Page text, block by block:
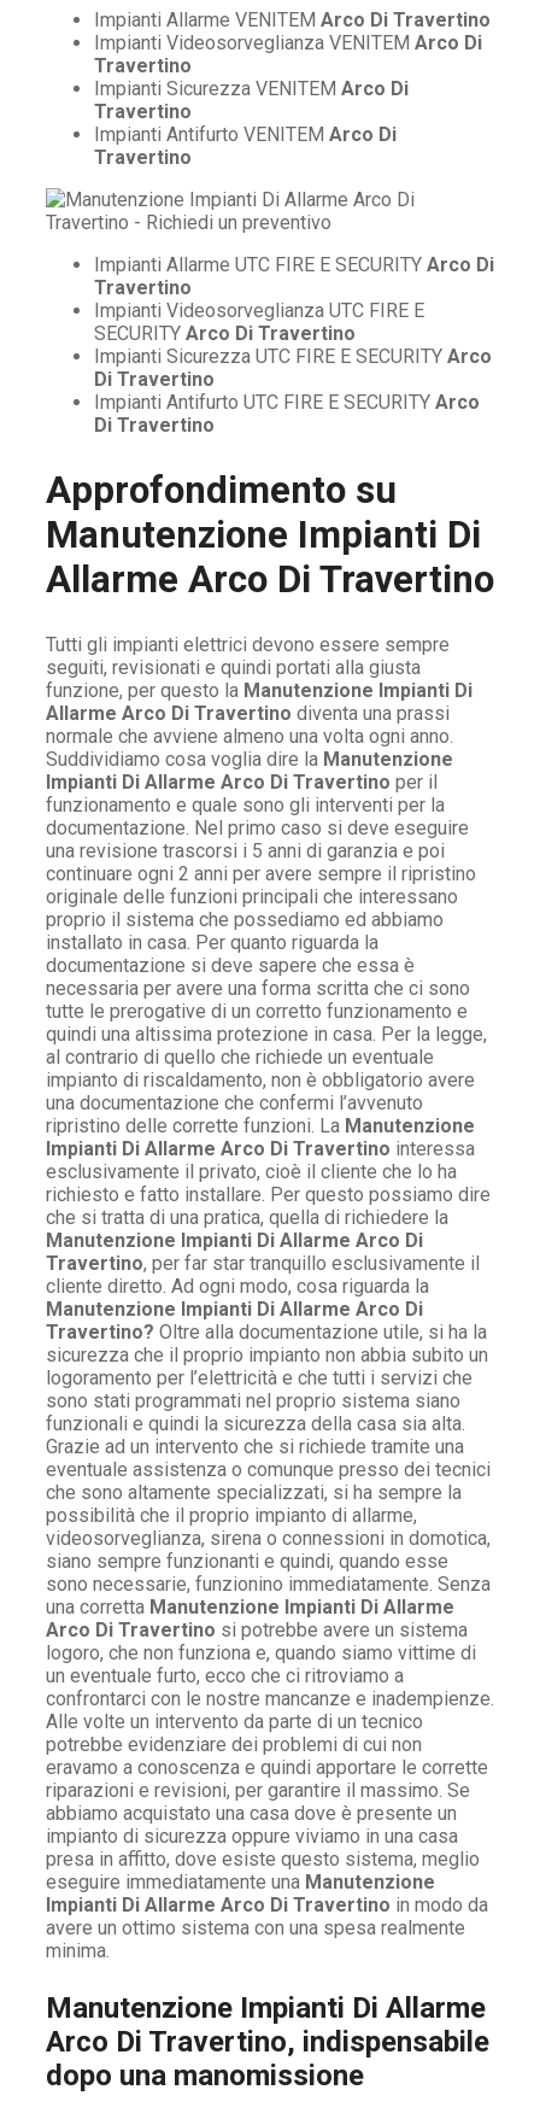
Impianti Allarme VENITEM Arco Di Travertino
Impianti Videosorveglianza VENITEM Arco Di
Travertino
Impianti Sicurezza VENITEM Arco Di
Travertino
Impianti Antifurto VENITEM Arco Di
Travertino
Impianti Allarme UTC FIRE E SECURITY Arco Di
Travertino
Impianti Videosorveglianza UTC FIRE E
SECURITY Arco Di Travertino
Impianti Sicurezza UTC FIRE E SECURITY Arco
Di Travertino
Impianti Antifurto UTC FIRE E SECURITY Arco
Di Travertino
Approfondimento su
Manutenzione Impianti Di
Allarme Arco Di Travertino
Tutti gli impianti elettrici devono essere sempre
seguiti, revisionati e quindi portati alla giusta
funzione, per questo la Manutenzione Impianti Di
Allarme Arco Di Travertino diventa una prassi
normale che avviene almeno una volta ogni anno.
Suddividiamo cosa voglia dire la Manutenzione
Impianti Di Allarme Arco Di Travertino per il
funzionamento e quale sono gli interventi per la
documentazione. Nel primo caso si deve eseguire
una revisione trascorsi i 5 anni di garanzia e poi
continuare ogni 2 anni per avere sempre il ripristino
originale delle funzioni principali che interessano
proprio il sistema che possediamo ed abbiamo
installato in casa. Per quanto riguarda la
documentazione si deve sapere che essa è
necessaria per avere una forma scritta che ci sono
tutte le prerogative di un corretto funzionamento e
quindi una altissima protezione in casa. Per la legge,
al contrario di quello che richiede un eventuale
impianto di riscaldamento, non è obbligatorio avere
una documentazione che confermi l’avvenuto
ripristino delle corrette funzioni. La Manutenzione
Impianti Di Allarme Arco Di Travertino interessa
esclusivamente il privato, cioè il cliente che lo ha
richiesto e fatto installare. Per questo possiamo dire
che si tratta di una pratica, quella di richiedere la
Manutenzione Impianti Di Allarme Arco Di
Travertino, per far star tranquillo esclusivamente il
cliente diretto. Ad ogni modo, cosa riguarda la
Manutenzione Impianti Di Allarme Arco Di
Travertino? Oltre alla documentazione utile, si ha la
sicurezza che il proprio impianto non abbia subito un
logoramento per l’elettricità e che tutti i servizi che
sono stati programmati nel proprio sistema siano
funzionali e quindi la sicurezza della casa sia alta.
Grazie ad un intervento che si richiede tramite una
eventuale assistenza o comunque presso dei tecnici
che sono altamente specializzati, si ha sempre la
possibilità che il proprio impianto di allarme,
videosorveglianza, sirena o connessioni in domotica,
siano sempre funzionanti e quindi, quando esse
sono necessarie, funzionino immediatamente. Senza
una corretta Manutenzione Impianti Di Allarme
Arco Di Travertino si potrebbe avere un sistema
logoro, che non funziona e, quando siamo vittime di
un eventuale furto, ecco che ci ritroviamo a
confrontarci con le nostre mancanze e inadempienze.
Alle volte un intervento da parte di un tecnico
potrebbe evidenziare dei problemi di cui non
eravamo a conoscenza e quindi apportare le corrette
riparazioni e revisioni, per garantire il massimo. Se
abbiamo acquistato una casa dove è presente un
impianto di sicurezza oppure viviamo in una casa
presa in affitto, dove esiste questo sistema, meglio
eseguire immediatamente una Manutenzione
Impianti Di Allarme Arco Di Travertino in modo da
avere un ottimo sistema con una spesa realmente
minima.
Manutenzione Impianti Di Allarme
Arco Di Travertino, indispensabile
dopo una manomissione